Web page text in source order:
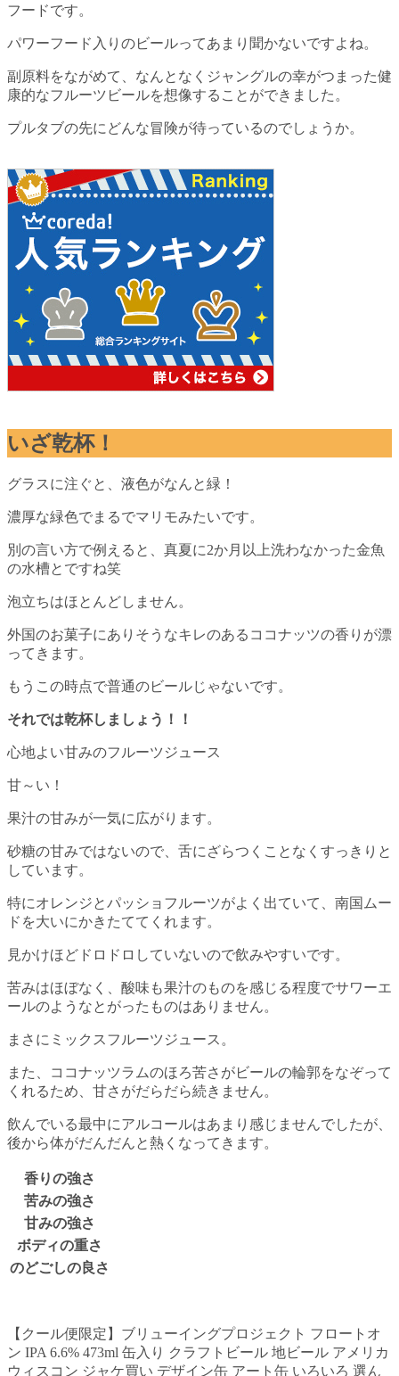
フードです。
パワーフード入りのビールってあまり聞かないですよね。
副原料をながめて、なんとなくジャングルの幸がつまった健
康的なフルーツビールを想像することができました。
プルタブの先にどんな冒険が待っているのでしょうか。
いざ乾杯！
グラスに注ぐと、液色がなんと緑！
濃厚な緑色でまるでマリモみたいです。
別の言い方で例えると、真夏に2か月以上洗わなかった金魚
の水槽とですね笑
泡立ちはほとんどしません。
外国のお菓子にありそうなキレのあるココナッツの香りが漂
ってきます。
もうこの時点で普通のビールじゃないです。
それでは乾杯しましょう！！
心地よい甘みのフルーツジュース
甘～い！
果汁の甘みが一気に広がります。
砂糖の甘みではないので、舌にざらつくことなくすっきりと
しています。
特にオレンジとパッショフルーツがよく出ていて、南国ムー
ドを大いにかきたててくれます。
見かけほどドロドロしていないので飲みやすいです。
苦みはほぼなく、酸味も果汁のものを感じる程度でサワーエ
ールのようなとがったものはありません。
まさにミックスフルーツジュース。
また、ココナッツラムのほろ苦さがビールの輪郭をなぞって
くれるため、甘さがだらだら続きません。
飲んでいる最中にアルコールはあまり感じませんでしたが、
後から体がだんだんと熱くなってきます。
香りの強さ
苦みの強さ
甘みの強さ
ボディの重さ
のどごしの良さ
【クール便限定】ブリューイングプロジェクト フロートオ
ン IPA 6.6% 473ml 缶入り クラフトビール 地ビール アメリカ
ウィスコン ジャケ買い デザイン缶 アート缶 いろいろ 選ん